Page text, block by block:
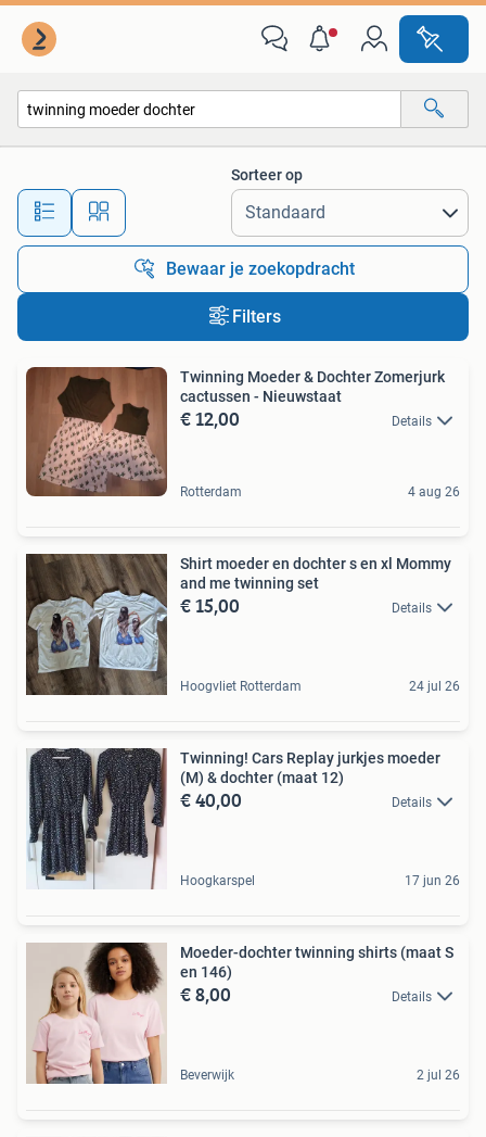
Alle afstanden…
Sorteer op
Bewaar je zoekopdracht
Filters
Twinning Moeder & Dochter Zomerjurk
cactussen - Nieuwstaat
€ 12,00 Details
Rotterdam 4 aug 26
Shirt moeder en dochter s en xl Mommy
and me twinning set
€ 15,00 Details
Hoogvliet Rotterdam 24 jul 26
Twinning! Cars Replay jurkjes moeder
(M) & dochter (maat 12)
€ 40,00 Details
Hoogkarspel 17 jun 26
Moeder-dochter twinning shirts (maat S
en 146)
€ 8,00 Details
Beverwijk 2 jul 26